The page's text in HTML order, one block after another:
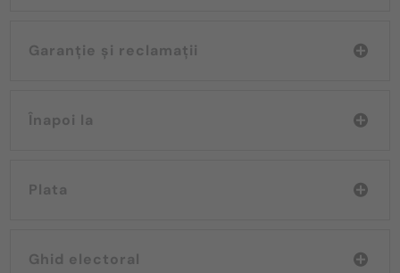
Garanție și reclamații
Înapoi la
Plata
Ghid electoral